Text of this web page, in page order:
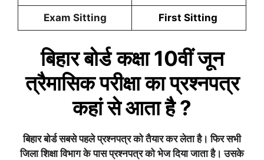
Exam Sitting First Sitting
बिहार बोर्ड कक्षा 10वींजून
त्रैमासिकपरीक्षा का प्रश्नपत्र
कहां से आता है ?
बिहार बोर्ड सबसे पहले प्रश्नपत्र को तैयार कर लेता है। फिर सभी
जिला शिक्षा विभाग के पास प्रश्नपत्र को भेज दिया जाता है। उसके